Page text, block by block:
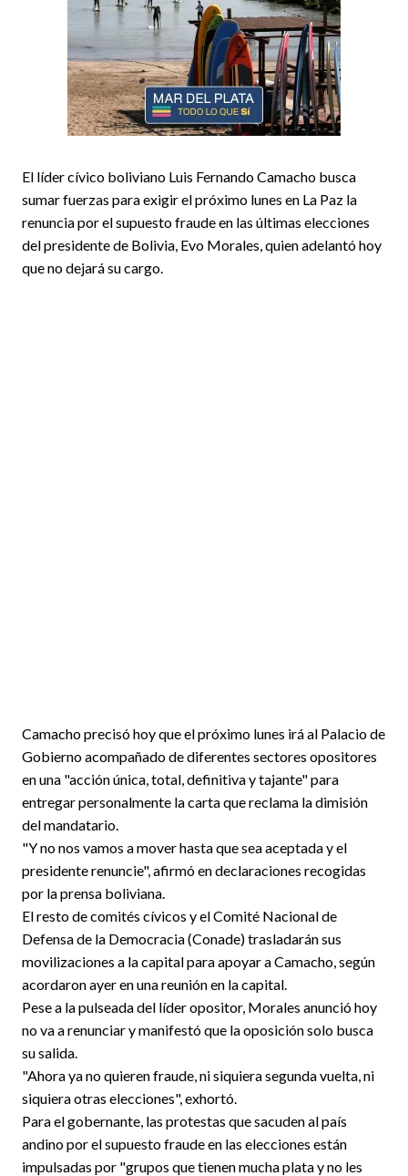
El líder cívico boliviano Luis Fernando Camacho busca
sumar fuerzas para exigir el próximo lunes en La Paz la
renuncia por el supuesto fraude en las últimas elecciones
del presidente de Bolivia, Evo Morales, quien adelantó hoy
que no dejará su cargo.
Camacho precisó hoy que el próximo lunes irá al Palacio de
Gobierno acompañado de diferentes sectores opositores
en una "acción única, total, definitiva y tajante" para
entregar personalmente la carta que reclama la dimisión
del mandatario.
"Y no nos vamos a mover hasta que sea aceptada y el
presidente renuncie", afirmó en declaraciones recogidas
por la prensa boliviana.
El resto de comités cívicos y el Comité Nacional de
Defensa de la Democracia (Conade) trasladarán sus
movilizaciones a la capital para apoyar a Camacho, según
acordaron ayer en una reunión en la capital.
Pese a la pulseada del líder opositor, Morales anunció hoy
no va a renunciar y manifestó que la oposición solo busca
su salida.
"Ahora ya no quieren fraude, ni siquiera segunda vuelta, ni
siquiera otras elecciones", exhortó.
Para el gobernante, las protestas que sacuden al país
andino por el supuesto fraude en las elecciones están
impulsadas por "grupos que tienen mucha plata y no les